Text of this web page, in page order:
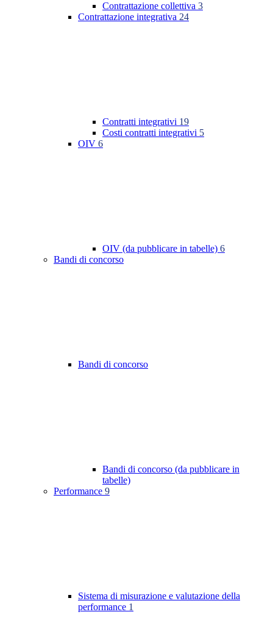
Contrattazione collettiva 3
Contrattazione integrativa 24
Contratti integrativi 19
Costi contratti integrativi 5
OIV 6
OIV (da pubblicare in tabelle) 6
Bandi di concorso
Bandi di concorso
Bandi di concorso (da pubblicare in
tabelle)
Performance 9
Sistema di misurazione e valutazione della
performance 1